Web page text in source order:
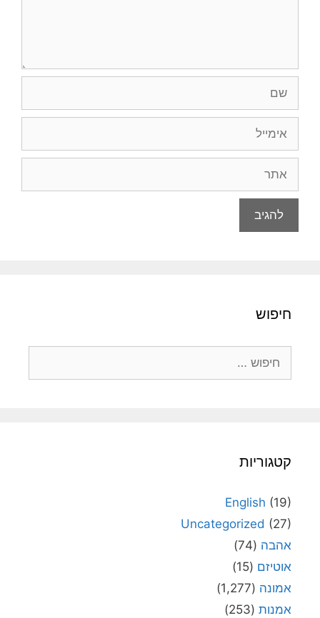
חיפוש
קטגוריות
English (19)
Uncategorized (27)
אהבה (74)
אוטיזם (15)
אמונה (1,277)
אמנות (253)